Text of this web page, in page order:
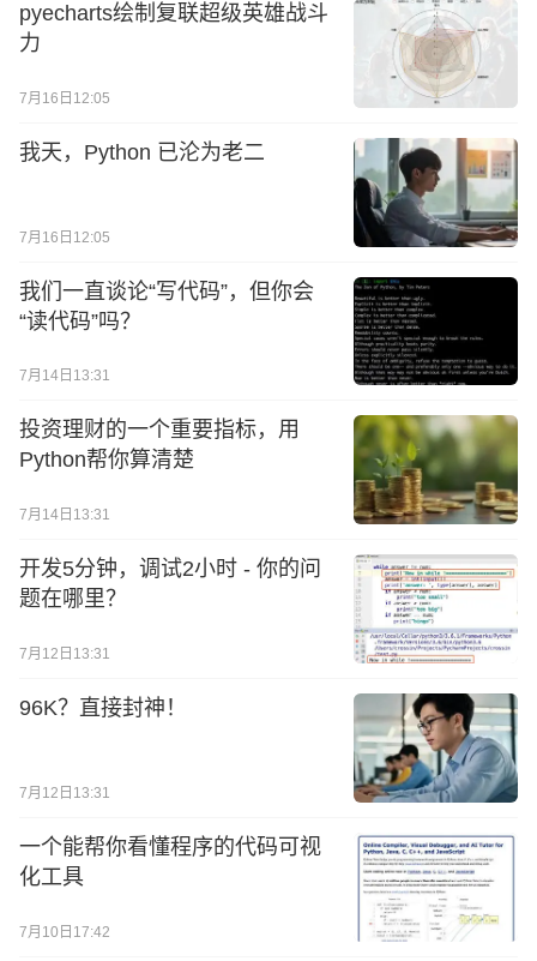
pyecharts绘制复联超级英雄战斗
力
7月16日12:05
我天，Python 已沦为老二
7月16日12:05
我们一直谈论“写代码”，但你会
“读代码”吗？
7月14日13:31
投资理财的一个重要指标，用
Python帮你算清楚
7月14日13:31
开发5分钟，调试2小时 - 你的问
题在哪里？
7月12日13:31
96K？直接封神！
7月12日13:31
一个能帮你看懂程序的代码可视
化工具
7月10日17:42